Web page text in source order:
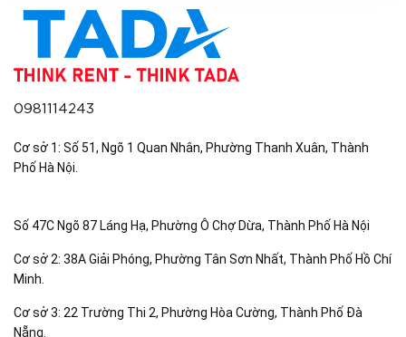
0981114243
Cơ sở 1: Số 51, Ngõ 1 Quan Nhân, Phường Thanh Xuân, Thành
Phố Hà Nội.
Số 47C Ngõ 87 Láng Hạ, Phường Ô Chợ Dừa, Thành Phố Hà Nội
Cơ sở 2: 38A Giải Phóng, Phường Tân Sơn Nhất, Thành Phố Hồ Chí
Minh.
Cơ sở 3: 22 Trường Thi 2, Phường Hòa Cường, Thành Phố Đà
Nẵng.